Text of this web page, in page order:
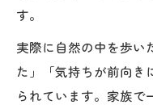
す。
実際に自然の中を歩い
た」「気持ちが前向き
られています。家族